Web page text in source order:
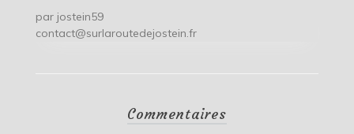
par jostein59
contact@surlaroutedejostein.fr
Commentaires